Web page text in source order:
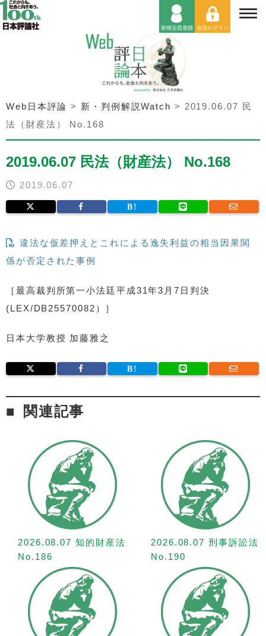
Web日本評論 > 新・判例解説Watch > 2019.06.07 民
法（財産法） No.168
2019.06.07 民法（財産法） No.168
2019.06.07
違法な仮差押えとこれによる逸失利益の相当因果関
係が否定された事例
［最高裁判所第一小法廷平成31年3月7日判決
(LEX/DB25570082）］
日本大学教授 加藤雅之
関連記事
2026.08.07 知的財産法
No.186
2026.08.07 刑事訴訟法
No.190